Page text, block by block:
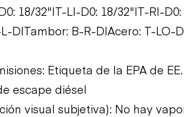
18/32"|T-LI-D0: 18/32"|T-RI-
D|Tambor: B-R-D|Acero: T-LO-
Etiqueta de la EPA de
escape diésel
visual subjetiva): No hay